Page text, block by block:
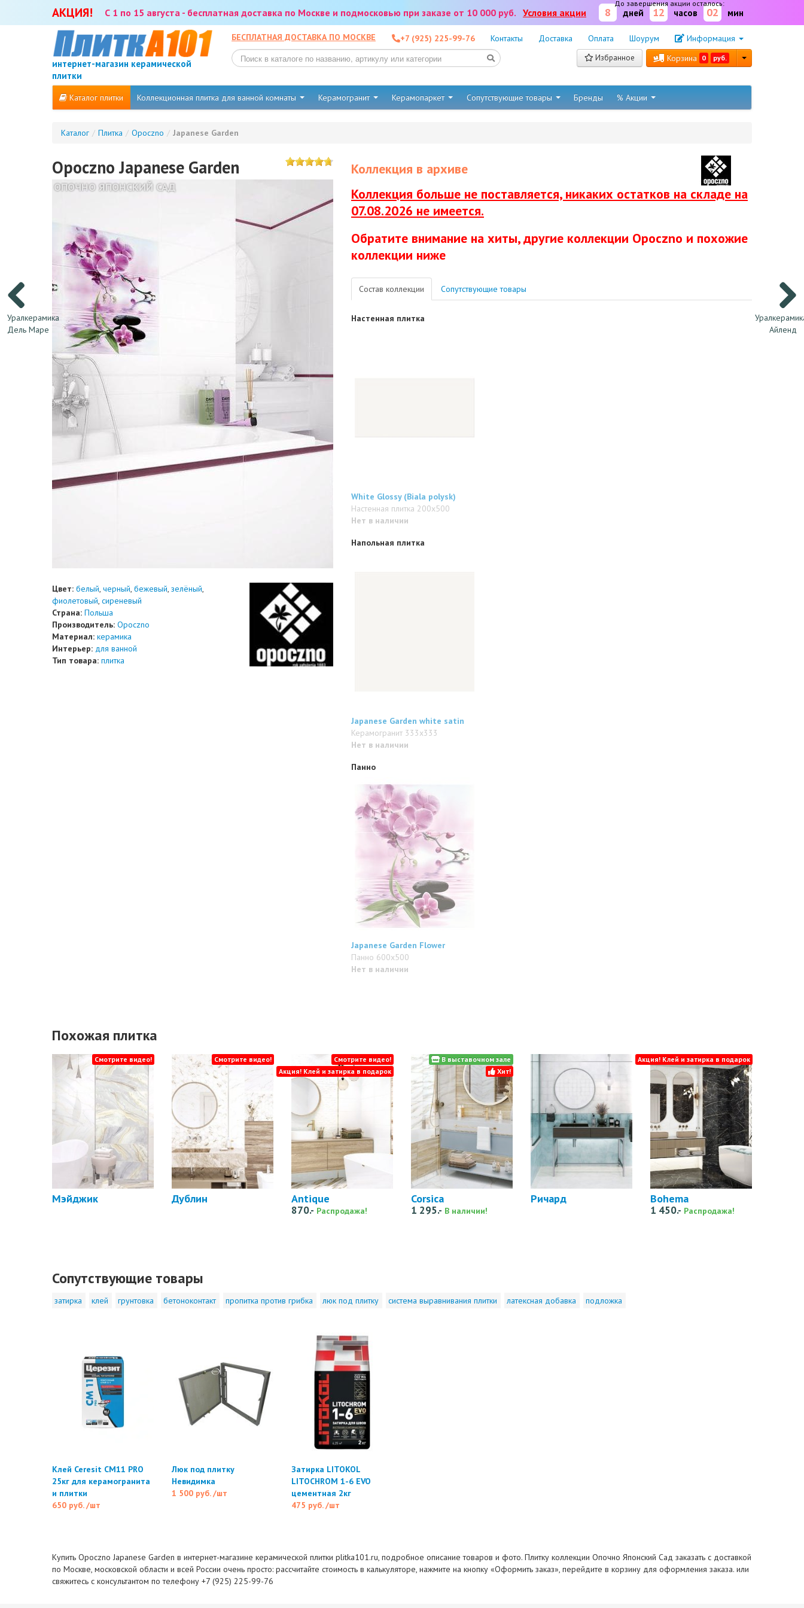
АКЦИЯ! С 1 по 15 августа - бесплатная доставка по Москве и подмосковью при заказе от 10 000 руб. Условия акции
До завершения акции осталось:
8 дней 12 часов 02 мин
интернет-магазин керамической
плитки
БЕСПЛАТНАЯ ДОСТАВКА ПО МОСКВЕ +7 (925) 225-99-76 Контакты Доставка Оплата Шоурум Информация
Избранное Корзина 0 руб.
Каталог плитки Коллекционная плитка для ванной комнаты Керамогранит Керамопаркет Сопутствующие товары Бренды % Акции
Каталог / Плитка / Opoczno / Japanese Garden
Айленд
Уралкерамика
Дель Маре
Opoczno Japanese Garden
ОПОЧНО ЯПОНСКИЙ САД
Цвет: белый, черный, бежевый, зелёный,
фиолетовый, сиреневый
Страна: Польша
Производитель: Opoczno
Материал: керамика
Интерьер: для ванной
Тип товара: плитка
Коллекция в архиве
Коллекция больше не поставляется, никаких остатков на складе на
07.08.2026 не имеется.
Обратите внимание на хиты, другие коллекции Opoczno и похожие
коллекции ниже
Состав коллекции Сопутствующие товары
Настенная плитка
White Glossy (Biala polysk)
Настенная плитка 200x500
Нет в наличии
Напольная плитка
Japanese Garden white satin
Керамогранит 333x333
Нет в наличии
Панно
Japanese Garden Flower
Панно 600x500
Нет в наличии
Похожая плитка
Мэйджик
Смотрите видео!
Дублин
Смотрите видео!
Antique
870.- Распродажа!
Смотрите видео!
Акция! Клей и затирка в подарок
Corsica
1 295.- В наличии!
В выставочном зале
Хит!
Ричард Bohema
1 450.- Распродажа!
Акция! Клей и затирка в подарок
Сопутствующие товары
затирка клей грунтовка бетоноконтакт пропитка против грибка люк под плитку система выравнивания плитки латексная добавка подложка
Клей Ceresit CM11 PRO
25кг для керамогранита
и плитки
650 руб. /шт
Люк под плитку
Невидимка
1 500 руб. /шт
Затирка LITOKOL
LITOCHROM 1-6 EVO
цементная 2кг
475 руб. /шт
Купить Opoczno Japanese Garden в интернет-магазине керамической плитки plitka101.ru, подробное описание товаров и фото. Плитку коллекции Опочно Японский Сад заказать с доставкой
по Москве, московской области и всей России очень просто: рассчитайте стоимость в калькуляторе, нажмите на кнопку «Оформить заказ», перейдите в корзину для оформления заказа. или
свяжитесь с консультантом по телефону +7 (925) 225-99-76